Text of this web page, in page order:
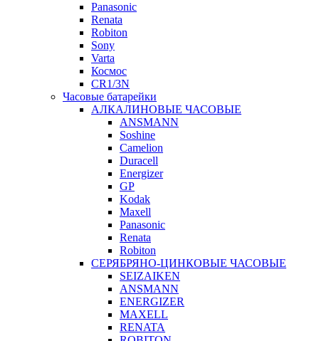
Panasonic
Renata
Robiton
Sony
Varta
Космос
CR1/3N
Часовые батарейки
АЛКАЛИНОВЫЕ ЧАСОВЫЕ
ANSMANN
Soshine
Camelion
Duracell
Energizer
GP
Kodak
Maxell
Panasonic
Renata
Robiton
СЕРЯБРЯНО-ЦИНКОВЫЕ ЧАСОВЫЕ
SEIZAIKEN
ANSMANN
ENERGIZER
MAXELL
RENATA